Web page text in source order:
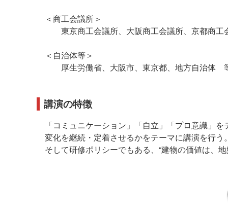
＜商工会議所＞
東京商工会議所、大阪商工会議所、京都商工
＜自治体等＞
厚生労働省、大阪市、東京都、地方自治体
講演の特徴
「コミュニケーション」「自立」「プロ意識」
変化を継続・定着させるかをテーマに講演を行
そして研修ポリシーでもある、“建物の価値は、